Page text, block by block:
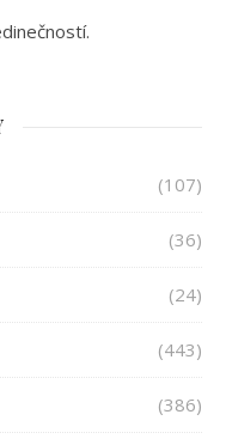
(107)
(36)
(24)
(443)
(386)